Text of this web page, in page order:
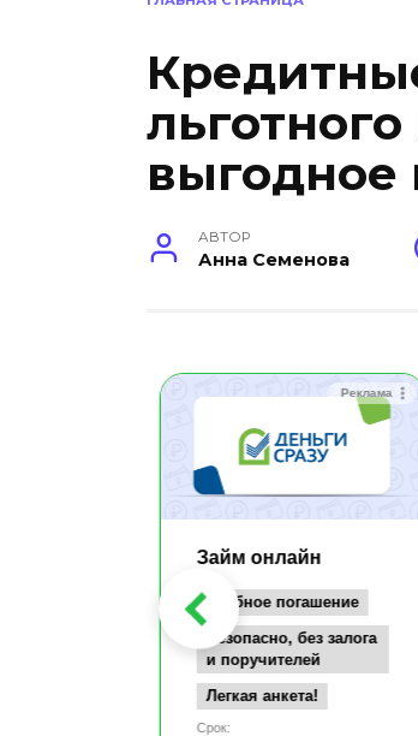
АВТОР
Анна Семенова
Реклама
Займ онлайн
Удобное погашение
Безопасно, без залога
и поручителей
Легкая анкета!
Срок: